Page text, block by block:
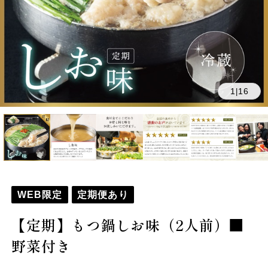
1 |16
WEB限定 定期便あり
【定期】もつ鍋しお味（2人前）■
野菜付き